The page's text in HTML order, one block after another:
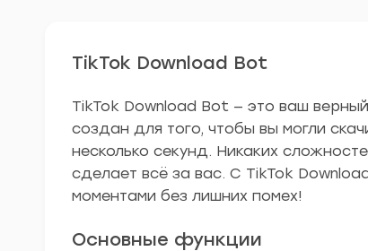
TikTok Download Bot
TikTok Download Bot — это ваш
создан для того, чтобы вы могли
несколько секунд. Никаких
сделает всё за вас. С TikTok
моментами без лишних помех!
Основные функции